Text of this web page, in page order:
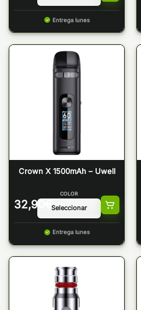
Entrega lunes
Crown X 1500mAh – Uwell
32,90 €
COLOR
Entrega lunes